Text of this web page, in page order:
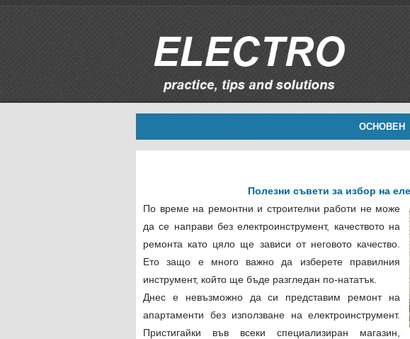
ОСНОВЕН
Полезни съвети за избор на
По време на ремонтни и строителни работи не може
да се направи без електроинструмент, качеството на
ремонта като цяло ще зависи от неговото качество.
Ето защо е много важно да изберете правилния
инструмент, който ще бъде разгледан по-нататък.
Днес е невъзможно да си представим ремонт на
апартаменти без използване на електроинструмент.
Пристигайки във всеки специализиран магазин,